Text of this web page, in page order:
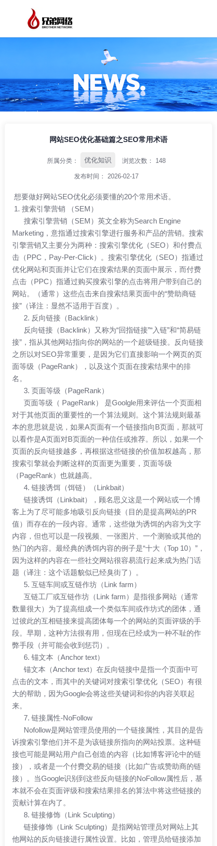
网站SEO优化基础篇之SEO常用术语
所属分类： 优化知识 浏览次数： 148
发布时间： 2026-02-17
想要做好网站SEO优化必须要懂的20个常用术语。
1. 搜索引擎营销 （SEM）
搜索引擎营销（SEM）英文全称为Search Engine
Marketing，意指通过搜索引擎进行服务和产品的营销。搜索
引擎营销又主要分为两种：搜索引擎优化（SEO）和付费点
击（PPC，Pay-Per-Click）。搜索引擎优化（SEO）指通过
优化网站和页面并让它们在搜索结果的页面中展示，而付费
点击（PPC）指通过购买搜索引擎的点击将用户带到自己的
网站。（通常）这些点击来自搜索结果页面中的“赞助商链
接”（译注：显然不适用于百度）。
2. 反向链接（Backlink）
反向链接（Backlink）又称为“回指链接”“入链”和“简易链
接”，指从其他网站指向你的网站的一个超级链接。反向链接
之所以对SEO异常重要，是因为它们直接影响一个网页的页
面等级（PageRank），以及这个页面在搜索结果中的排
名。
3. 页面等级（PageRank）
页面等级（ PageRank） 是Goolgle用来评估一个页面相
对于其他页面的重要性的一个算法规则。这个算法规则最基
本的意思就是说，如果A页面有一个链接指向B页面，那就可
以看作是A页面对B页面的一种信任或推荐。所以，如果一个
页面的反向链接越多，再根据这些链接的价值加权越高，那
搜索引擎就会判断这样的页面更为重要，页面等级
（PageRank）也就越高。
4. 链接诱饵（饵链）（Linkbait）
链接诱饵（Linkbait），顾名思义这是一个网站或一个博
客上为了尽可能多地吸引反向链接（目的是提高网站的PR
值）而存在的一段内容。通常，这些做为诱饵的内容为文字
内容，但也可以是一段视频、一张图片、一个测验或其他的
热门的内容。最经典的诱饵内容的例子是“十大（Top 10）”，
因为这样的内容在一些社交网站很容易流行起来成为热门话
题（译注：这个话题貌似已经臭街了）。
5. 互链车间或互链作坊（Link farm）
互链工厂或互链作坊（Link farm）是指很多网站（通常
数量很大）为了提高组成一个类似车间或作坊式的团体，通
过彼此的互相链接来提高团体每一个的网站的页面评级的手
段。早期，这种方法很有用，但现在已经成为一种不耻的作
弊手段（并可能会收到惩罚）。
6. 锚文本（Anchor text）
锚文本（Anchor text）在反向链接中是指一个页面中可
点击的文本，而其中的关键词对搜索引擎优化（SEO）有很
大的帮助，因为Google会将这些关键词和你的内容关联起
来。
7. 链接属性-NoFollow
Nofollow是网站管理员使用的一个链接属性，其目的是告
诉搜索引擎他们并不是为该链接所指向的网站投票。这种链
接也可能是网站用户自己创造的内容（比如博客评论中的链
接），或者是一个付费交易的链接（比如广告或赞助商的链
接）。当Google识别到这些反向链接的NoFollow属性后，基
本就不会在页面评级和搜索结果排名的算法中将这些链接的
贡献计算在内了。
8. 链接修饰（Link Sculpting）
链接修饰（Link Sculpting）是指网站管理员对网站上其
他网站的反向链接进行属性设置。比如，管理员给链接添加